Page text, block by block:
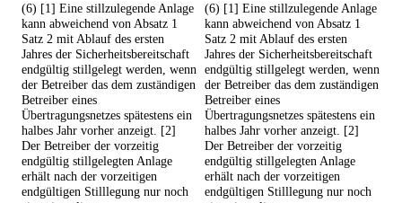
(6) [1] Eine stillzulegende Anlage
kann abweichend von Absatz 1
Satz 2 mit Ablauf des ersten
Jahres der Sicherheitsbereitschaft
endgültig stillgelegt werden, wenn
der Betreiber das dem zuständigen
Betreiber eines
Übertragungsnetzes spätestens ein
halbes Jahr vorher anzeigt. [2]
Der Betreiber der vorzeitig
endgültig stillgelegten Anlage
erhält nach der vorzeitigen
endgültigen Stilllegung nur noch
(6) [1] Eine stillzulegende Anlage
kann abweichend von Absatz 1
Satz 2 mit Ablauf des ersten
Jahres der Sicherheitsbereitschaft
endgültig stillgelegt werden, wenn
der Betreiber das dem zuständigen
Betreiber eines
Übertragungsnetzes spätestens ein
halbes Jahr vorher anzeigt. [2]
Der Betreiber der vorzeitig
endgültig stillgelegten Anlage
erhält nach der vorzeitigen
endgültigen Stilllegung nur noch